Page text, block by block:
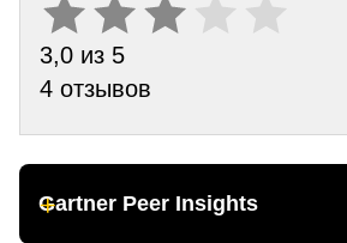
3,0 из 5
4 отзывов
Gartner Peer Insights